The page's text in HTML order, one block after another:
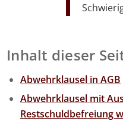
Inhalt dieser
Abwehrklausel in AGB
Abwehrklausel mit
Restschuldbefreiung